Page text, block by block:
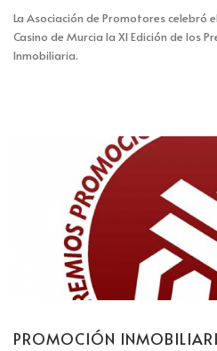
La Asociación de Promotores celebró
Casino de Murcia la XI Edición de los
Inmobiliaria.
PROMOCIÓN